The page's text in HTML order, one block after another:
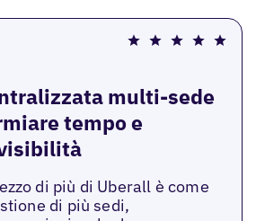
multi-sede
tempo e
di più di Uberall è come
di più sedi,